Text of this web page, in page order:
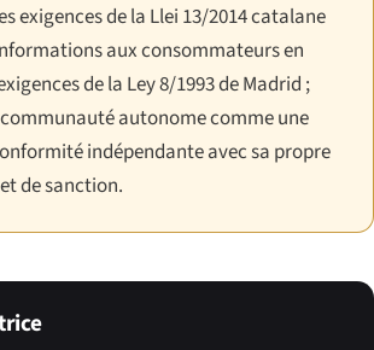
exigences de la Llei 13/2014 catalane
aux consommateurs en
de la Ley 8/1993 de Madrid ;
autonome comme une
indépendante avec sa propre
de sanction.